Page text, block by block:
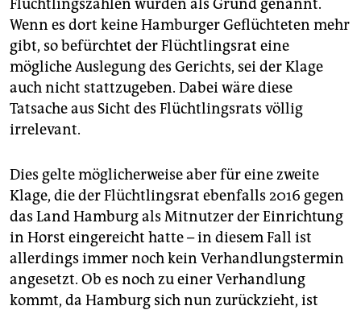
Flüchtlingszahlen wurden als Grund genannt.
Wenn es dort keine Hamburger Geflüchteten mehr
gibt, so befürchtet der Flüchtlingsrat eine
mögliche Auslegung des Gerichts, sei der Klage
auch nicht stattzugeben. Dabei wäre diese
Tatsache aus Sicht des Flüchtlingsrats völlig
irrelevant.
Dies gelte möglicherweise aber für eine zweite
Klage, die der Flüchtlingsrat ebenfalls 2016 gegen
das Land Hamburg als Mitnutzer der Einrichtung
in Horst eingereicht hatte – in diesem Fall ist
allerdings immer noch kein Verhandlungstermin
angesetzt. Ob es noch zu einer Verhandlung
kommt, da Hamburg sich nun zurückzieht, ist